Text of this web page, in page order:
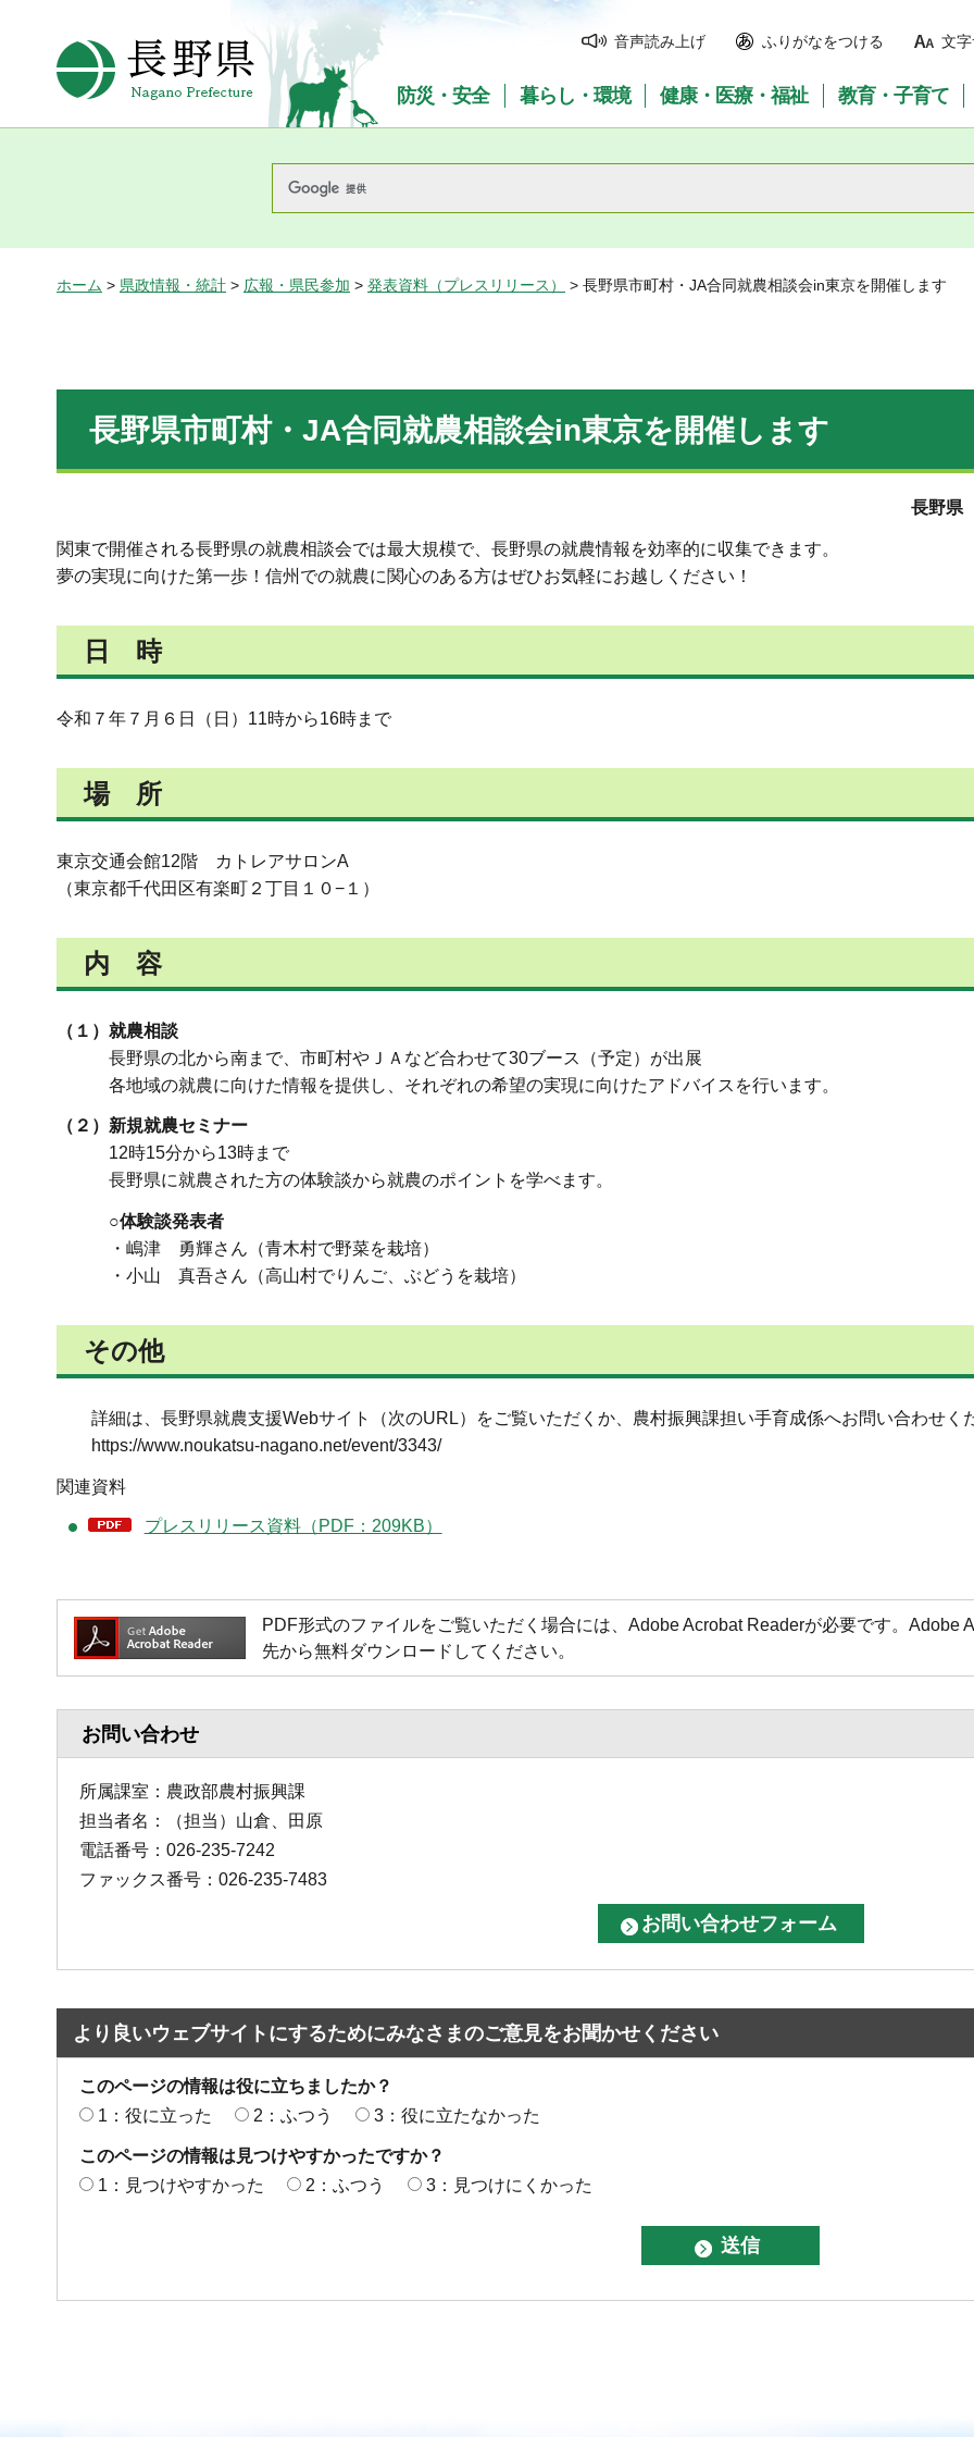
長野県Nagano Prefecture
音声読み上げ ふりがなをつける 文
防災・安全 暮らし・環境 健康・医療・福祉 教育・子育て
ホーム > 県政情報・統計 > 広報・県民参加 > 発表資料（プレスリリース） > 長野県市町村・JA合同就農相談会in東京を開催します
長野県市町村・JA合同就農相談会in東京を開催します
長野県
関東で開催される長野県の就農相談会では最大規模で、長野県の就農情報を効率的に収集できます。
夢の実現に向けた第一歩！信州での就農に関心のある方はぜひお気軽にお越しください！
日 時
令和７年７月６日（日）11時から16時まで
場 所
東京交通会館12階 カトレアサロンA
（東京都千代田区有楽町２丁目１０−１）
内 容
（１）就農相談
長野県の北から南まで、市町村やＪＡなど合わせて30ブース（予定）が出展
各地域の就農に向けた情報を提供し、それぞれの希望の実現に向けたアドバイスを行います。
（２）新規就農セミナー
12時15分から13時まで
長野県に就農された方の体験談から就農のポイントを学べます。
○体験談発表者
・嶋津 勇輝さん（青木村で野菜を栽培）
・小山 真吾さん（高山村でりんご、ぶどうを栽培）
その他
詳細は、長野県就農支援Webサイト（次のURL）をご覧いただくか、農村振興課担い手育成係へお問い合わせく
https://www.noukatsu-nagano.net/event/3343/
関連資料
プレスリリース資料（PDF：209KB）
PDF形式のファイルをご覧いただく場合には、Adobe Acrobat Readerが必要です。Adobe
先から無料ダウンロードしてください。
お問い合わせ
所属課室：農政部農村振興課
担当者名：（担当）山倉、田原
電話番号：026-235-7242
ファックス番号：026-235-7483
より良いウェブサイトにするためにみなさまのご意見をお聞かせください
このページの情報は役に立ちましたか？
1：役に立った
2：ふつう 3：役に立たなかった
このページの情報は見つけやすかったですか？
1：見つけやすかった
2：ふつう 3：見つけにくかった